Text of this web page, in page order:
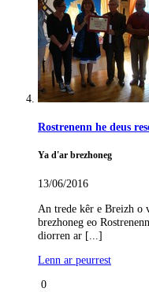
Rostrenenn he deus
Ya d'ar brezhoneg
13/06/2016
An trede kêr e Breizh o
brezhoneg eo
diorren ar [...]
Lenn ar peurrest
0